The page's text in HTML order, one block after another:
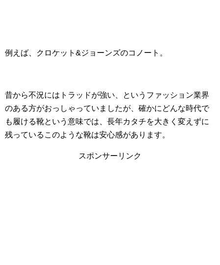
例えば、クロケット&ジョーンズのコノート。
昔から不況にはトラッドが強い、というファッション業界
のある方がおっしゃっていましたが、確かにどんな時代で
も履ける靴という意味では、長年カタチを大きく変えずに
残っているこのような靴は安心感があります。
スポンサーリンク